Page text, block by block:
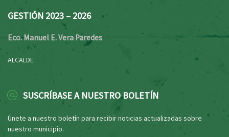
GESTIÓN 2023 – 2026
Eco. Manuel E. Vera Paredes
ALCALDE
SUSCRÍBASE A NUESTRO BOLETÍN
Únete a nuestro boletín para recibir noticias actualizadas sobre
nuestro municipio.